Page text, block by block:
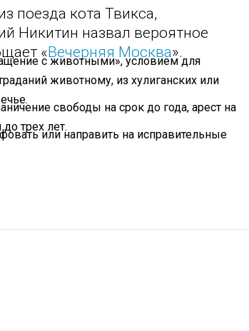
поезда кота Твикса,
Никитин назвал вероятное
«Вечерняя Москва».
с животными», условием для
животному, из хулиганских или
свободы на срок до года, арест на
трех лет.
или направить на исправительные